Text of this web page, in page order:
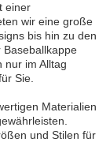
einer
wir eine große
bis hin zu den
Baseballkappe
nur im Alltag
Sie.
Materialien
und Stilen für